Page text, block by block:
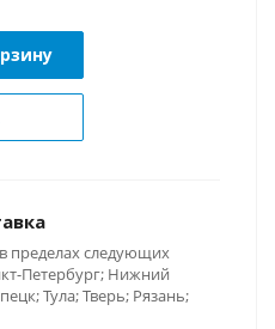
пределах следующих
Петербург; Нижний
Тула; Тверь; Рязань;